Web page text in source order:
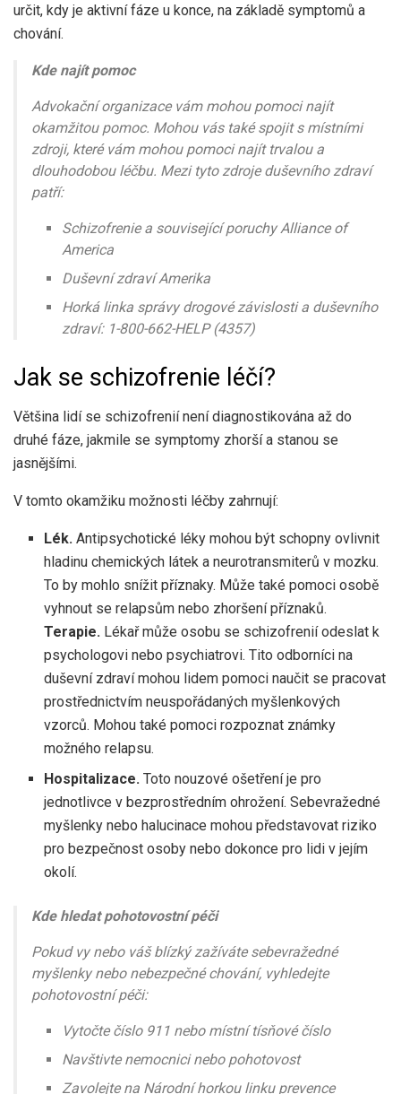
určit, kdy je aktivní fáze u konce, na základě symptomů a
chování.
Kde najít pomoc
Advokační organizace vám mohou pomoci najít
okamžitou pomoc. Mohou vás také spojit s místními
zdroji, které vám mohou pomoci najít trvalou a
dlouhodobou léčbu. Mezi tyto zdroje duševního zdraví
patří:
Schizofrenie a související poruchy Alliance of
America
Duševní zdraví Amerika
Horká linka správy drogové závislosti a duševního
zdraví: 1-800-662-HELP (4357)
Jak se schizofrenie léčí?
Většina lidí se schizofrenií není diagnostikována až do
druhé fáze, jakmile se symptomy zhorší a stanou se
jasnějšími.
V tomto okamžiku možnosti léčby zahrnují:
Lék. Antipsychotické léky mohou být schopny ovlivnit
hladinu chemických látek a neurotransmiterů v mozku.
To by mohlo snížit příznaky. Může také pomoci osobě
vyhnout se relapsům nebo zhoršení příznaků.
Terapie. Lékař může osobu se schizofrenií odeslat k
psychologovi nebo psychiatrovi. Tito odborníci na
duševní zdraví mohou lidem pomoci naučit se pracovat
prostřednictvím neuspořádaných myšlenkových
vzorců. Mohou také pomoci rozpoznat známky
možného relapsu.
Hospitalizace. Toto nouzové ošetření je pro
jednotlivce v bezprostředním ohrožení. Sebevražedné
myšlenky nebo halucinace mohou představovat riziko
pro bezpečnost osoby nebo dokonce pro lidi v jejím
okolí.
Kde hledat pohotovostní péči
Pokud vy nebo váš blízký zažíváte sebevražedné
myšlenky nebo nebezpečné chování, vyhledejte
pohotovostní péči:
Vytočte číslo 911 nebo místní tísňové číslo
Navštivte nemocnici nebo pohotovost
Zavolejte na Národní horkou linku prevence